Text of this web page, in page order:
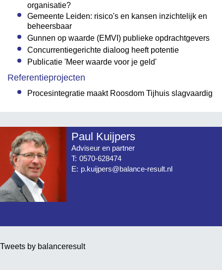
organisatie?
Gemeente Leiden: risico's en kansen inzichtelijk en
beheersbaar
Gunnen op waarde (EMVI) publieke opdrachtgevers
Concurrentiegerichte dialoog heeft potentie
Publicatie 'Meer waarde voor je geld'
Referentieprojecten
Procesintegratie maakt Roosdom Tijhuis slagvaardig
Paul Kuijpers
Adviseur en partner
T: 0570-628474
E: p.kuijpers@balance-result.nl
Tweets by balanceresult